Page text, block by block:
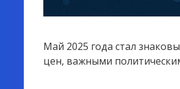
Май 2025 года стал
цен, важными